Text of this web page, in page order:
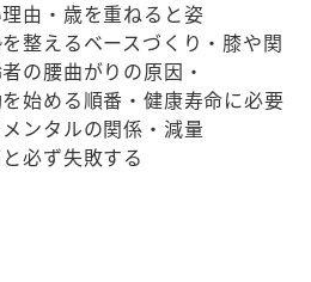
由・歳を重ねると姿
整えるベースづくり・膝や関
の腰曲がりの原因・
始める順番・健康寿命に必要
ンタルの関係・減量
必ず失敗する